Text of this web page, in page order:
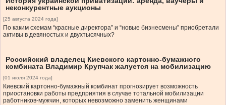
неконкурентные аукционы
[25 августа 2024 года]
По каким схемам “красные директора” и “новые бизнесмены” приобретали
активы в девяностых и двухтысячных?
Российский владелец Киевского картонно-бумажного
комбината Владимир Крупчак жалуется на мобилизацию
[01 июля 2024 года]
Киевский картонно-бумажный комбинат прогнозирует возможность
приостановки работы предприятия в случае тотальной мобилизации
работников-мужчин, которых невозможно заменить женщинами